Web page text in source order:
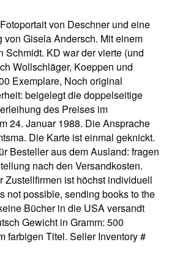
von Deschner und eine
Gisela Andersch. Mit einem
Schmidt. KD war der vierte (und
Wollschläger, Koeppen und
Exemplare, Noch original
beigelegt die doppelseitige
des Preises im
24. Januar 1988. Die Ansprache
Die Karte ist einmal geknickt.
Besteller aus dem Ausland: fragen
nach den Versandkosten.
Zustellfirmen ist höchst individuell
not possible, sending books to the
Bücher in die USA versandt
Gewicht in Gramm: 500
farbigen Titel. Seller Inventory #